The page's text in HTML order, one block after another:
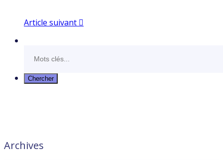
Article suivant
Archives